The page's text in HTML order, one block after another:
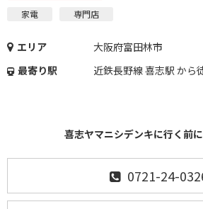
家電 専門店
エリア
大阪府富田林市
最寄り駅
近鉄長野線 喜志駅 から
喜志ヤマニシデンキに行く前
0721-24-